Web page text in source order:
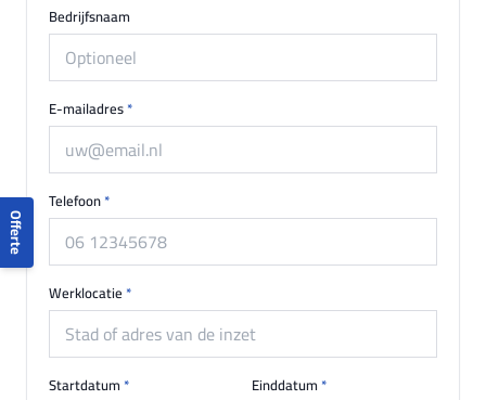
Bedrijfsnaam
E-mailadres*
Telefoon*
Werklocatie *
Startdatum * Einddatum *
Offerte